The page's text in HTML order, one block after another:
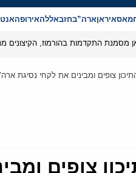
איראןארה”בחזבאללהאירופה
מסמנת התקדמות בהורמוז, הקיצונים
צופים ומבינים את לקחי נסיגת
צופים